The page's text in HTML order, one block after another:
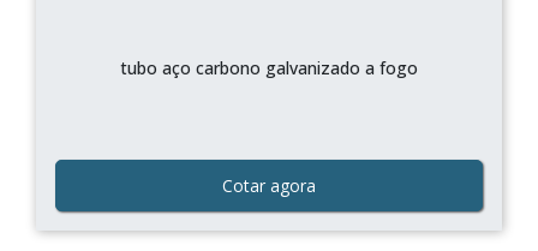
tubo aço carbono galvanizado a fogo
Cotar agora